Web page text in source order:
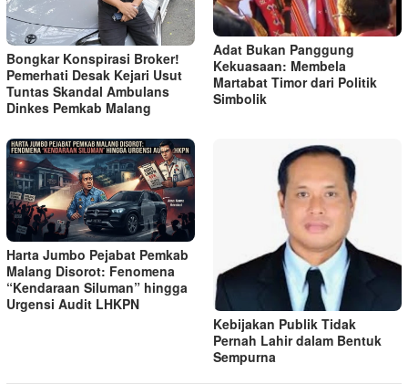
Bongkar Konspirasi Broker!
Pemerhati Desak Kejari Usut
Tuntas Skandal Ambulans
Dinkes Pemkab Malang
Adat Bukan Panggung
Kekuasaan: Membela
Martabat Timor dari Politik
Simbolik
Harta Jumbo Pejabat Pemkab
Malang Disorot: Fenomena
“Kendaraan Siluman” hingga
Urgensi Audit LHKPN
Kebijakan Publik Tidak
Pernah Lahir dalam Bentuk
Sempurna